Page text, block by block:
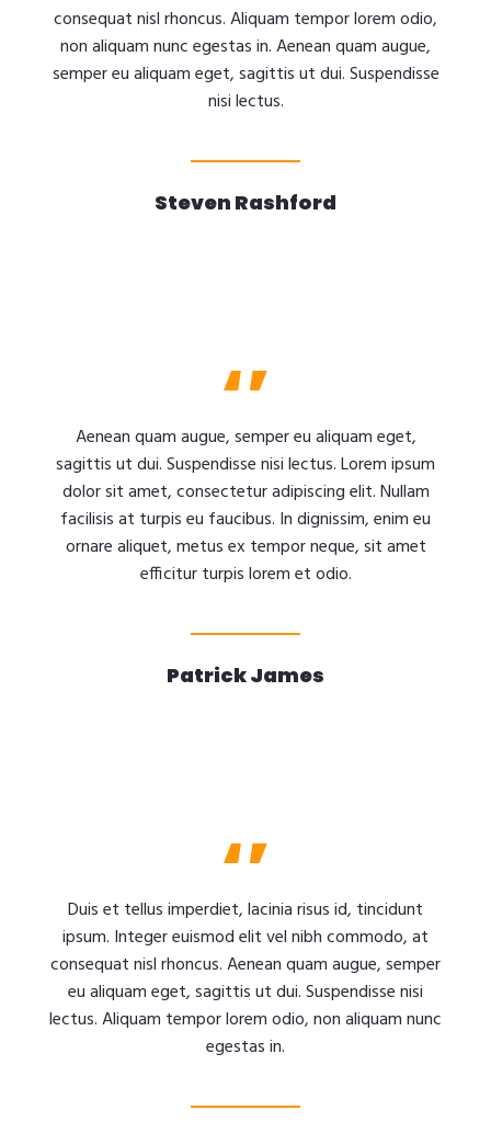
consequat nisl rhoncus. Aliquam tempor lorem odio,
non aliquam nunc egestas in. Aenean quam augue,
semper eu aliquam eget, sagittis ut dui. Suspendisse
nisi lectus.
Steven Rashford
Aenean quam augue, semper eu aliquam eget,
sagittis ut dui. Suspendisse nisi lectus. Lorem ipsum
dolor sit amet, consectetur adipiscing elit. Nullam
facilisis at turpis eu faucibus. In dignissim, enim eu
ornare aliquet, metus ex tempor neque, sit amet
efficitur turpis lorem et odio.
Patrick James
Duis et tellus imperdiet, lacinia risus id, tincidunt
ipsum. Integer euismod elit vel nibh commodo, at
consequat nisl rhoncus. Aenean quam augue, semper
eu aliquam eget, sagittis ut dui. Suspendisse nisi
lectus. Aliquam tempor lorem odio, non aliquam nunc
egestas in.